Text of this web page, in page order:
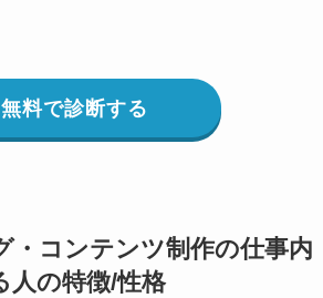
無料で診断する
・コンテンツ制作の仕事内
人の特徴/性格